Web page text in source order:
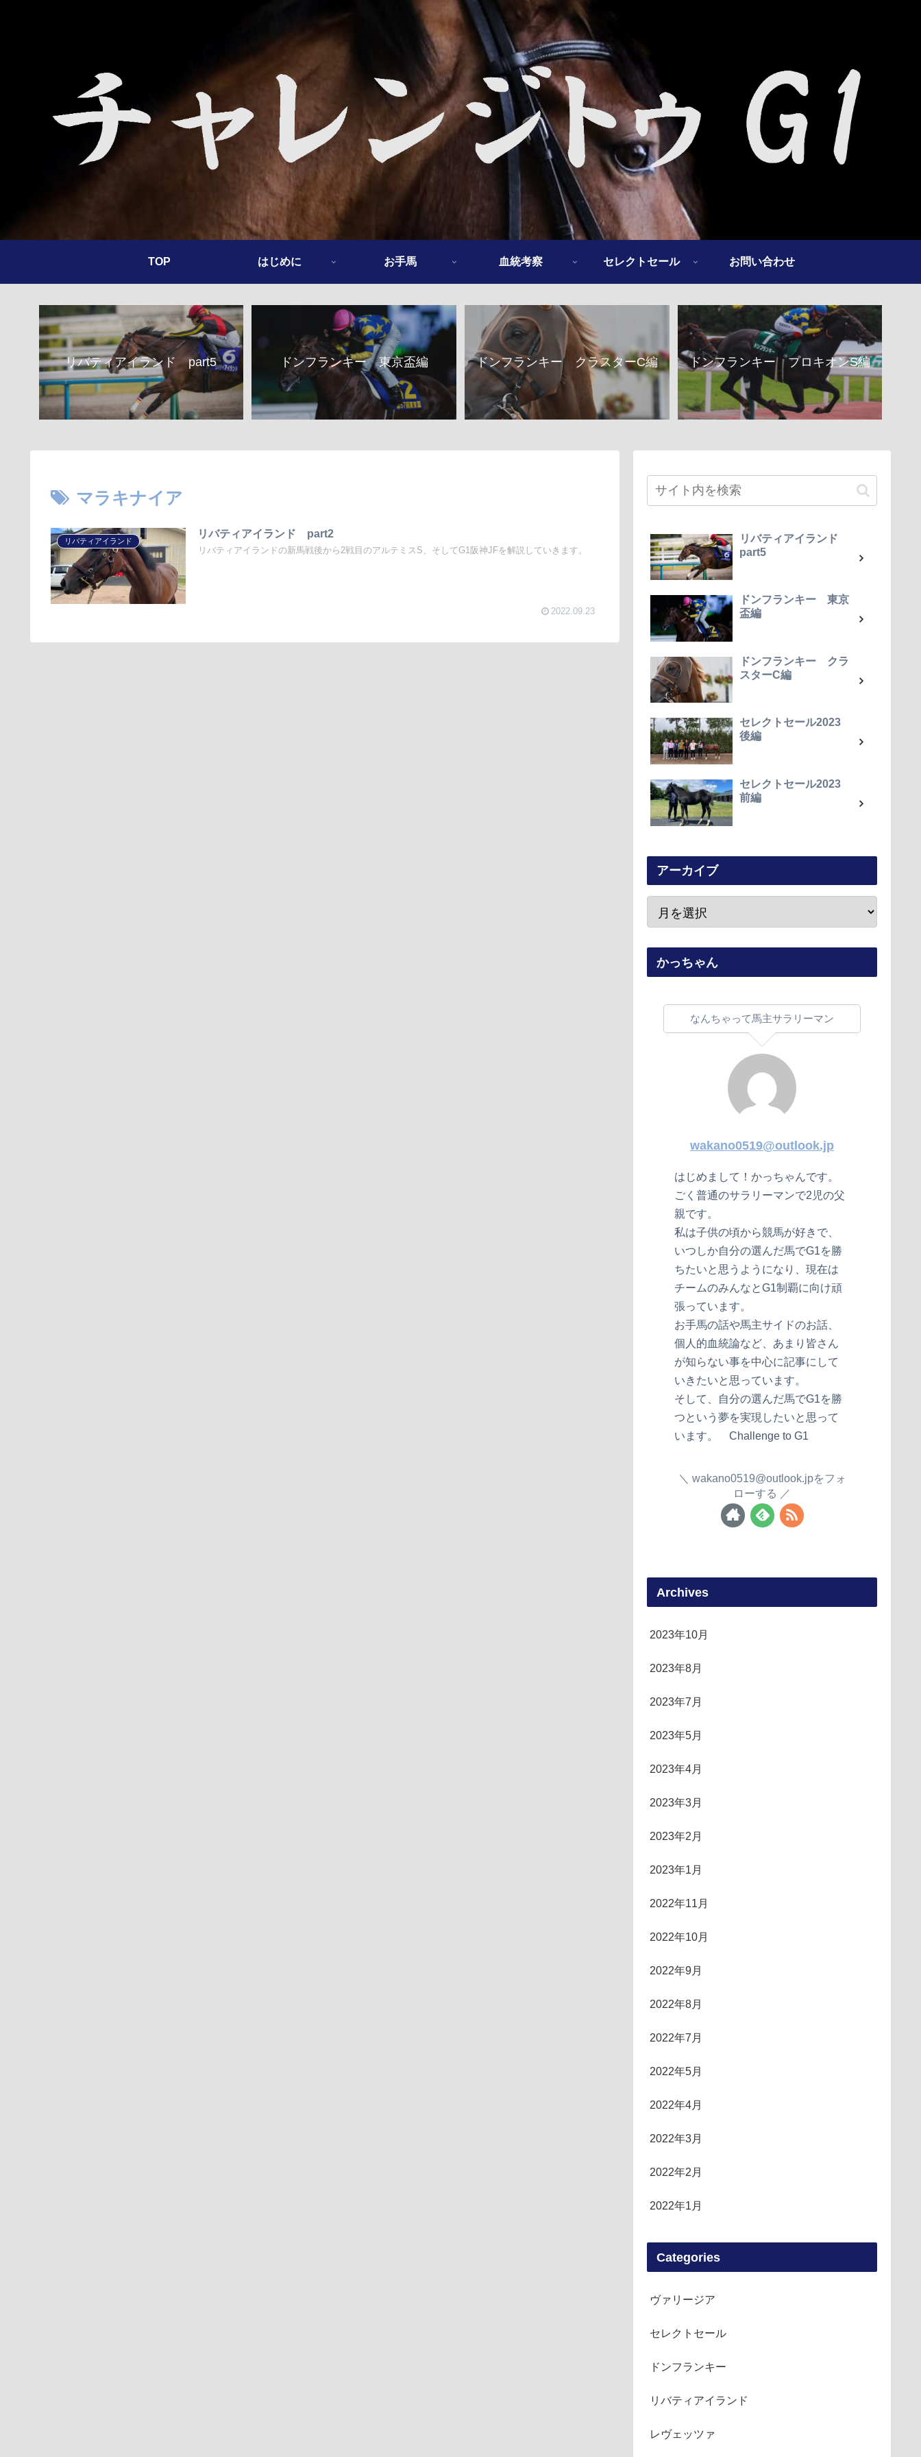
TOP はじめに お手馬 血統考察 セレクトセール お問い合わせ
リバティアイランド part5 ドンフランキー 東京盃編 ドンフランキー クラスターC編 ドンフランキー プロキオンS編
マラキナイア
リバティアイランド
リバティアイランド part2
リバティアイランドの新馬戦後から2戦目のアルテミスS、そしてG1阪神JFを解説していきます。
2022.09.23
リバティアイランド
part5
ドンフランキー 東京
盃編
ドンフランキー クラ
スターC編
セレクトセール2023
後編
セレクトセール2023
前編
アーカイブ
かっちゃん
なんちゃって馬主サラリーマン
wakano0519@outlook.jp
はじめまして！かっちゃんです。
ごく普通のサラリーマンで2児の父
親です。
私は子供の頃から競馬が好きで、
いつしか自分の選んだ馬でG1を勝
ちたいと思うようになり、現在は
チームのみんなとG1制覇に向け頑
張っています。
お手馬の話や馬主サイドのお話、
個人的血統論など、あまり皆さん
が知らない事を中心に記事にして
いきたいと思っています。
そして、自分の選んだ馬でG1を勝
つという夢を実現したいと思って
います。 Challenge to G1
wakano0519@outlook.jpをフォ
ローする
Archives
2023年10月
2023年8月
2023年7月
2023年5月
2023年4月
2023年3月
2023年2月
2023年1月
2022年11月
2022年10月
2022年9月
2022年8月
2022年7月
2022年5月
2022年4月
2022年3月
2022年2月
2022年1月
Categories
ヴァリージア
セレクトセール
ドンフランキー
リバティアイランド
レヴェッツァ